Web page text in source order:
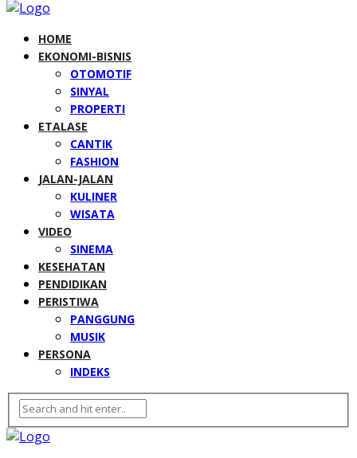
HOME
EKONOMI-BISNIS
OTOMOTIF
SINYAL
PROPERTI
ETALASE
CANTIK
FASHION
JALAN-JALAN
KULINER
WISATA
VIDEO
SINEMA
KESEHATAN
PENDIDIKAN
PERISTIWA
PANGGUNG
MUSIK
PERSONA
INDEKS